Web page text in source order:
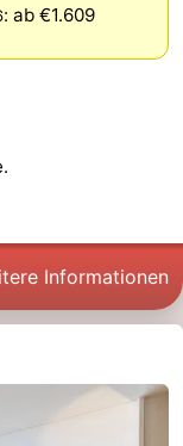
: ab €1.609
Informationen